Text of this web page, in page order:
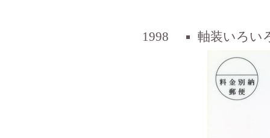
1998 軸装いろい